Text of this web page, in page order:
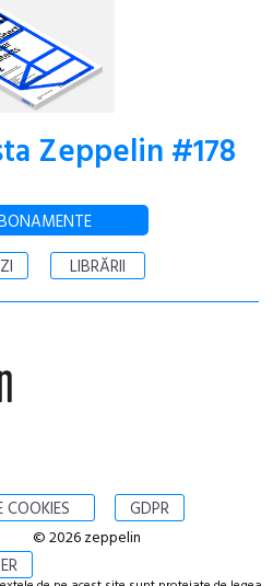
Zeppelin #178
LIBRĂRII
GDPR
© 2026 zeppelin